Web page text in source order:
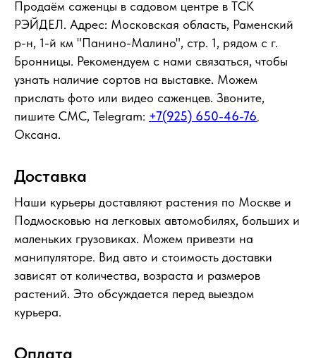
Продаём саженцы в садовом центре в ТСК
РЭЙДЕЛ. Адрес: Московская область, Раменский
р-н, 1-й км "Панино-Малино", стр. 1, рядом с г.
Бронницы. Рекомендуем с нами связаться, чтобы
узнать наличие сортов на выставке. Можем
прислать фото или видео саженцев. Звоните,
пишите СМС, Telegram: +7(925) 650-46-76,
Оксана.
Доставка
Наши курьеры доставляют растения по Москве и
Подмосковью на легковых автомобилях, больших и
маленьких грузовиках. Можем привезти на
манипуляторе. Вид авто и стоимость доставки
зависят от количества, возраста и размеров
растений. Это обсуждается перед выездом
курьера.
Оплата